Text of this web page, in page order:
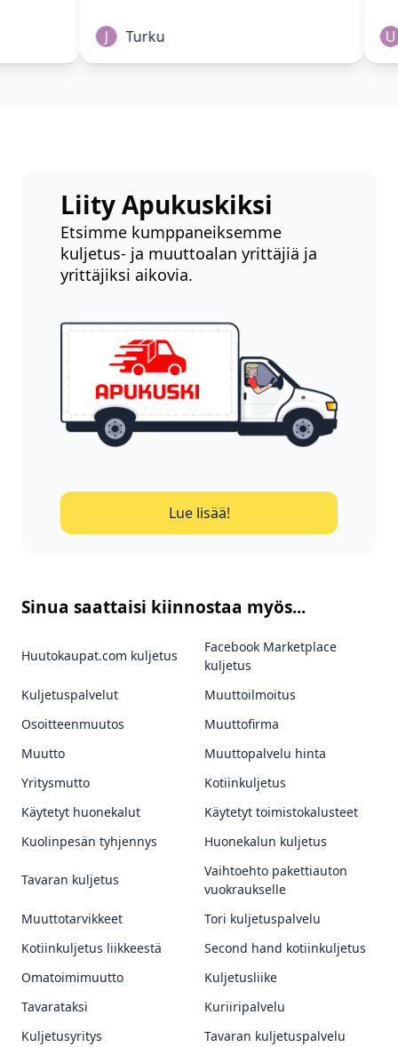
Turku
Liity Apukuskiksi
Etsimme kumppaneiksemme
kuljetus- ja muuttoalan yrittäjiä ja
yrittäjiksi aikovia.
Lue lisää!
Sinua saattaisi kiinnostaa myös...
Huutokaupat.com kuljetus
Facebook Marketplace
kuljetus
Kuljetuspalvelut
Muuttoilmoitus
Osoitteenmuutos
Muuttofirma
Muutto
Muuttopalvelu hinta
Yritysmutto
Kotiinkuljetus
Käytetyt huonekalut
Käytetyt toimistokalusteet
Kuolinpesän tyhjennys
Huonekalun kuljetus
Tavaran kuljetus
Vaihtoehto pakettiauton
vuokraukselle
Muuttotarvikkeet
Tori kuljetuspalvelu
Kotiinkuljetus liikkeestä
Second hand kotiinkuljetus
Omatoimimuutto
Kuljetusliike
Tavarataksi
Kuriiripalvelu
Kuljetusyritys
Tavaran kuljetuspalvelu